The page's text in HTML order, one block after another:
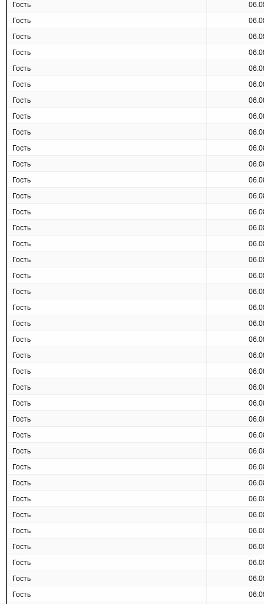
Гость
Гость
Гость
Гость
Гость
Гость
Гость
Гость
Гость
Гость
Гость
Гость
Гость
Гость
Гость
Гость
Гость
Гость
Гость
Гость
Гость
Гость
Гость
Гость
Гость
Гость
Гость
Гость
Гость
Гость
Гость
Гость
Гость
Гость
Гость
Гость
Гость
Гость